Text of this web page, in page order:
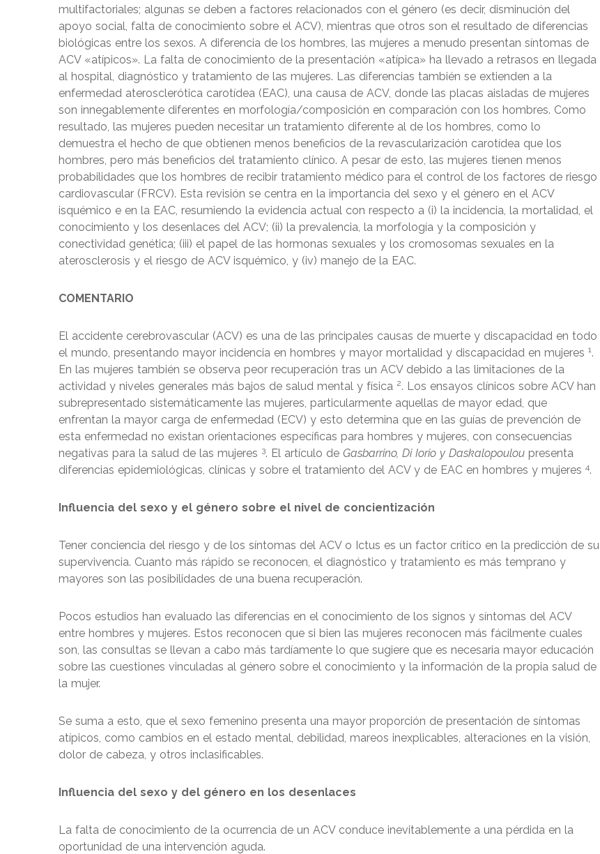
multifactoriales; algunas se deben a factores relacionados con el género (es decir, disminución del
apoyo social, falta de conocimiento sobre el ACV), mientras que otros son el resultado de diferencias
biológicas entre los sexos. A diferencia de los hombres, las mujeres a menudo presentan síntomas de
ACV «atípicos». La falta de conocimiento de la presentación «atípica» ha llevado a retrasos en llegada
al hospital, diagnóstico y tratamiento de las mujeres. Las diferencias también se extienden a la
enfermedad aterosclerótica carotídea (EAC), una causa de ACV, donde las placas aisladas de mujeres
son innegablemente diferentes en morfología/composición en comparación con los hombres. Como
resultado, las mujeres pueden necesitar un tratamiento diferente al de los hombres, como lo
demuestra el hecho de que obtienen menos beneficios de la revascularización carotídea que los
hombres, pero más beneficios del tratamiento clínico. A pesar de esto, las mujeres tienen menos
probabilidades que los hombres de recibir tratamiento médico para el control de los factores de riesgo
cardiovascular (FRCV). Esta revisión se centra en la importancia del sexo y el género en el ACV
isquémico e en la EAC, resumiendo la evidencia actual con respecto a (i) la incidencia, la mortalidad, el
conocimiento y los desenlaces del ACV; (ii) la prevalencia, la morfología y la composición y
conectividad genética; (iii) el papel de las hormonas sexuales y los cromosomas sexuales en la
aterosclerosis y el riesgo de ACV isquémico, y (iv) manejo de la EAC.
COMENTARIO
El accidente cerebrovascular (ACV) es una de las principales causas de muerte y discapacidad en todo
el mundo, presentando mayor incidencia en hombres y mayor mortalidad y discapacidad en mujeres 1.
En las mujeres también se observa peor recuperación tras un ACV debido a las limitaciones de la
actividad y niveles generales más bajos de salud mental y física 2. Los ensayos clínicos sobre ACV han
subrepresentado sistemáticamente las mujeres, particularmente aquellas de mayor edad, que
enfrentan la mayor carga de enfermedad (ECV) y esto determina que en las guías de prevención de
esta enfermedad no existan orientaciones específicas para hombres y mujeres, con consecuencias
negativas para la salud de las mujeres 3. El artículo de Gasbarrino, Di Iorio y Daskalopoulou presenta
diferencias epidemiológicas, clínicas y sobre el tratamiento del ACV y de EAC en hombres y mujeres 4.
Influencia del sexo y el género sobre el nivel de concientización
Tener conciencia del riesgo y de los síntomas del ACV o Ictus es un factor crítico en la predicción de su
supervivencia. Cuanto más rápido se reconocen, el diagnóstico y tratamiento es más temprano y
mayores son las posibilidades de una buena recuperación.
Pocos estudios han evaluado las diferencias en el conocimiento de los signos y síntomas del ACV
entre hombres y mujeres. Estos reconocen que si bien las mujeres reconocen más fácilmente cuales
son, las consultas se llevan a cabo más tardíamente lo que sugiere que es necesaria mayor educación
sobre las cuestiones vinculadas al género sobre el conocimiento y la información de la propia salud de
la mujer.
Se suma a esto, que el sexo femenino presenta una mayor proporción de presentación de síntomas
atípicos, como cambios en el estado mental, debilidad, mareos inexplicables, alteraciones en la visión,
dolor de cabeza, y otros inclasificables.
Influencia del sexo y del género en los desenlaces
La falta de conocimiento de la ocurrencia de un ACV conduce inevitablemente a una pérdida en la
oportunidad de una intervención aguda.